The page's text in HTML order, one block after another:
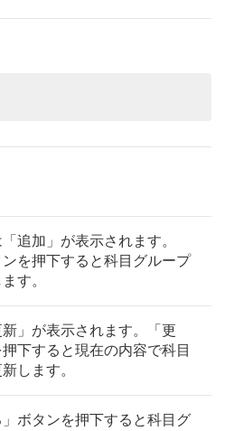
追加」が表示されます。
ンを押下すると科目グループ
す。
」が表示されます。「更
下すると現在の内容で科目
します。
」ボタンを押下すると科目グ